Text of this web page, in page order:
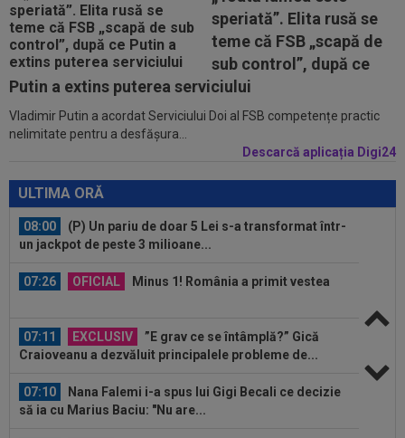
speriată”. Elita rusă se
teme că FSB „scapă de
sub control”, după ce
Putin a extins puterea serviciului
Vladimir Putin a acordat Serviciului Doi al FSB competențe practic
nelimitate pentru a desfășura...
Descarcă aplicația Digi24
ULTIMA ORĂ
00:46 VIDEO
Daniel Pancu a ”explodat”, după UTA -
Rapid: ”Mamă, aoleu! Puțin respect nu...
00:41 EXCLUSIV
Atacant pentru FCSB! A făcut
anunțul ÎN DIRECT: ”Îi dau eu lui Gigi unul bun”
08:04 FOTO
Trei jucători au primit aceeași notă,
după UTA - Rapid
Stojilkovic, după doar o singură repriză
08:00
(P) Un pariu de doar 5 Lei s-a transformat într-
un jackpot de peste 3 milioane...
07:26 OFICIAL Minus 1! România a primit vestea
07:11 EXCLUSIV
”E grav ce se întâmplă?” Gică
Craioveanu a dezvăluit principalele probleme de...
07:10
Nana Falemi i-a spus lui Gigi Becali ce decizie
să ia cu Marius Baciu: "Nu are...